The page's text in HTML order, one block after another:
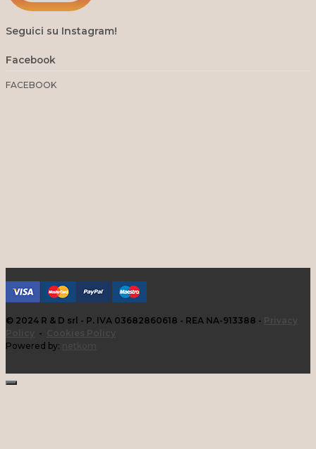
Seguici su Instagram!
Facebook
FACEBOOK
© 2024 R & D srl - P. IVA 03682860618 - REA NA-913388 -
-
Powered by: